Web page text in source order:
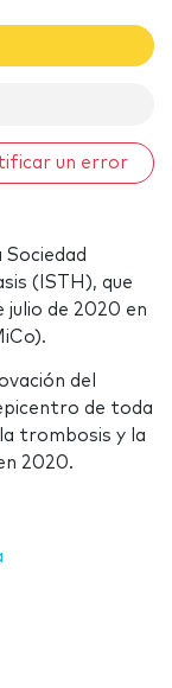
un error
(ISTH), que
julio de 2020 en
del
de toda
trombosis y la
2020.